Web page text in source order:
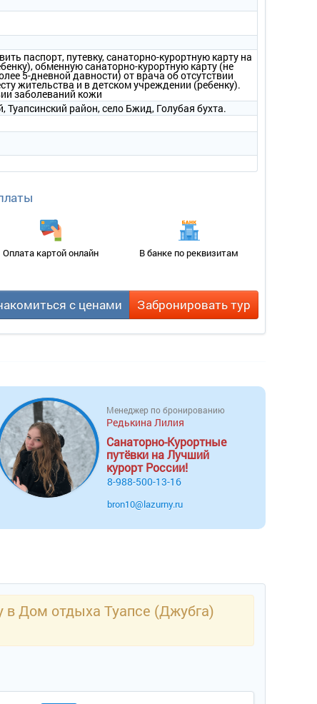
паспорт, путевку, санаторно-курортную карту на
обменную санаторно-курортную карту (не
5-дневной давности) от врача об отсутствии
жительства и в детском учреждении (ребенку).
заболеваний кожи
район, село Бжид, Голубая бухта.
Оплата картой онлайн В банке по реквизитам
с ценами Забронировать тур
Менеджер по бронированию
Редькина Лилия
Санаторно-Курортные
путёвки на Лучший
курорт России!
8-988-500-13-16
bron10@lazurny.ru
в Дом отдыха Туапсе (Джубга)